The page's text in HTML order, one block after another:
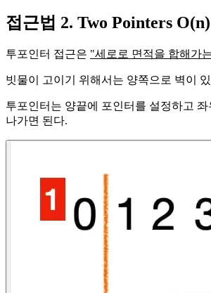
접근법 2. Two Pointers
투포인터 접근은 "세로로 면적을 합해가
빗물이 고이기 위해서는 양쪽으로 벽이
투포인터는 양끝에 포인터를 설정하고
나가면 된다.